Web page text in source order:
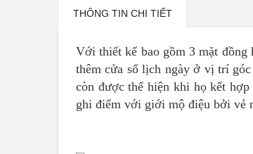
THÔNG TIN CHI TIẾT
Với thiết kế bao gồm 3 mặt đồng
thêm cửa sổ lịch ngày ở vị trí
còn được thể hiện khi họ kết
ghi điểm với giới mộ điệu bởi vẻ